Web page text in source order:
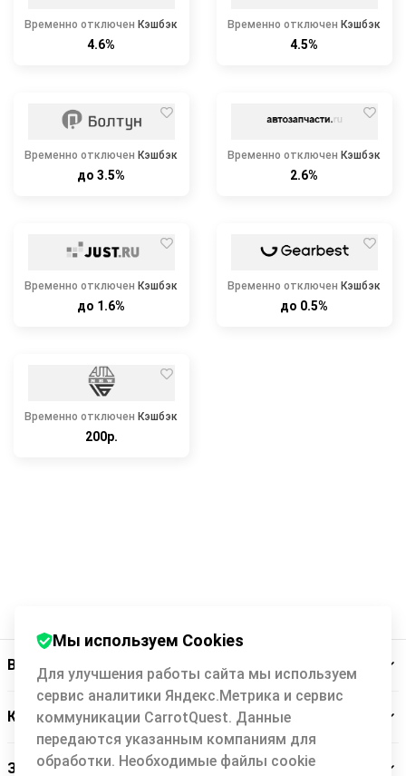
Временно отключен Кэшбэк
4.6%
Временно отключен Кэшбэк
4.5%
Временно отключен Кэшбэк
до 3.5%
Временно отключен Кэшбэк
2.6%
Временно отключен Кэшбэк
до 1.6%
Временно отключен Кэшбэк
до 0.5%
Временно отключен Кэшбэк
200р.
Backit
Кэшбэк-сервис
Заботимся о вас
Мы используем Cookies
Для улучшения работы сайта мы используем
сервис аналитики Яндекс.Метрика и сервис
коммуникации CarrotQuest. Данные
передаются указанным компаниям для
обработки. Необходимые файлы cookie